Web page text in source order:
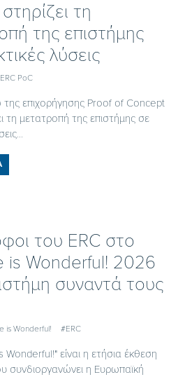
τη
της επιστήμης
λύσεις
PoC
επιχορήγησης Proof of Concept
τη μετατροπή της επιστήμης σε
του ERC στο
is Wonderful! 2026
συναντά τους
is Wonderful! #ERC
είναι η ετήσια έκθεση
συνδιοργανώνει η Ευρωπαϊκή